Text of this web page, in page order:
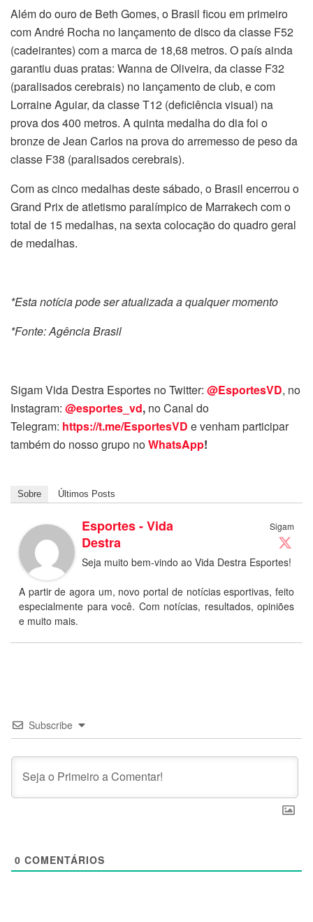
Além do ouro de Beth Gomes, o Brasil ficou em primeiro
com André Rocha no lançamento de disco da classe F52
(cadeirantes) com a marca de 18,68 metros. O país ainda
garantiu duas pratas: Wanna de Oliveira, da classe F32
(paralisados cerebrais) no lançamento de club, e com
Lorraine Aguiar, da classe T12 (deficiência visual) na
prova dos 400 metros. A quinta medalha do dia foi o
bronze de Jean Carlos na prova do arremesso de peso da
classe F38 (paralisados cerebrais).
Com as cinco medalhas deste sábado, o Brasil encerrou o
Grand Prix de atletismo paralímpico de Marrakech com o
total de 15 medalhas, na sexta colocação do quadro geral
de medalhas.
*Esta notícia pode ser atualizada a qualquer momento
*Fonte: Agência Brasil
Sigam Vida Destra Esportes no Twitter: @EsportesVD, no
Instagram: @esportes_vd, no Canal do
Telegram: https://t.me/EsportesVD e venham participar
também do nosso grupo noWhatsApp!
Sobre Últimos Posts
Sigam
Esportes - Vida
Destra
Seja muito bem-vindo ao Vida Destra Esportes!
A partir de agora um, novo portal de notícias esportivas, feito
especialmente para você. Com notícias, resultados, opiniões
e muito mais.
Subscribe
0 COMENTÁRIOS